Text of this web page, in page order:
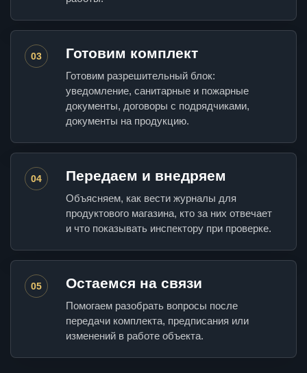
03 Готовим комплект
Готовим разрешительный блок:
уведомление, санитарные и пожарные
документы, договоры с подрядчиками,
документы на продукцию.
04 Передаем и внедряем
Объясняем, как вести журналы для
продуктового магазина, кто за них отвечает
и что показывать инспектору при проверке.
05 Остаемся на связи
Помогаем разобрать вопросы после
передачи комплекта, предписания или
изменений в работе объекта.